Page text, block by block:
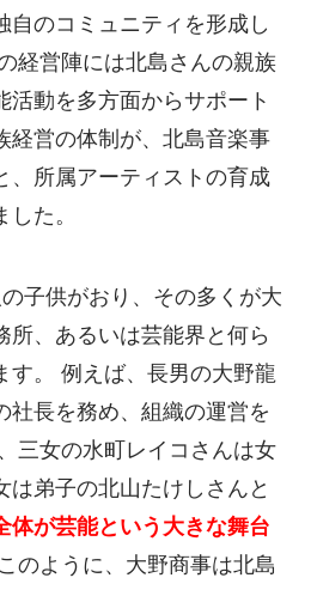
自のコミュニティを形成し
経営陣には北島さんの親族
活動を多方面からサポート
経営の体制が、北島音楽事
、所属アーティストの育成
た。
子供がおり、その多くが大
所、あるいは芸能界と何ら
す。 例えば、長男の大野龍
社長を務め、組織の運営を
三女の水町レイコさんは女
は弟子の北山たけしさんと
体が芸能という大きな舞台
のように、大野商事は北島